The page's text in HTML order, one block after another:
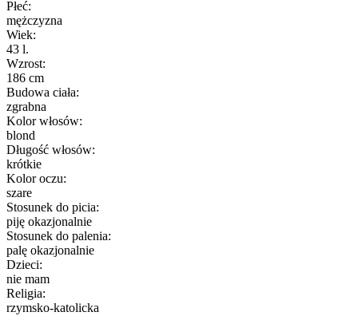
Płeć:
mężczyzna
Wiek:
43 l.
Wzrost:
186 cm
Budowa ciała:
zgrabna
Kolor włosów:
blond
Długość włosów:
krótkie
Kolor oczu:
szare
Stosunek do picia:
piję okazjonalnie
Stosunek do palenia:
palę okazjonalnie
Dzieci:
nie mam
Religia:
rzymsko-katolicka